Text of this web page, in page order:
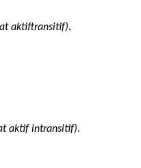
aktiftransitif).
aktif intransitif).